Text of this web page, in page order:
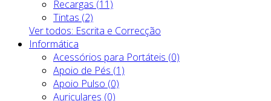
Recargas (11)
Tintas (2)
Ver todos: Escrita e Correcção
Informática
Acessórios para Portáteis (0)
Apoio de Pés (1)
Apoio Pulso (0)
Auriculares (0)